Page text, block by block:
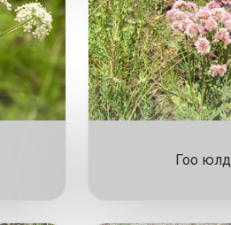
Гоо юлд